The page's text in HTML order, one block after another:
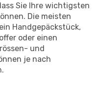
Sie Ihre wichtigsten
Die meisten
Handgepäckstück,
oder einen
und
je nach